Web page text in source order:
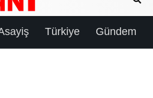
Türkiye Gündem